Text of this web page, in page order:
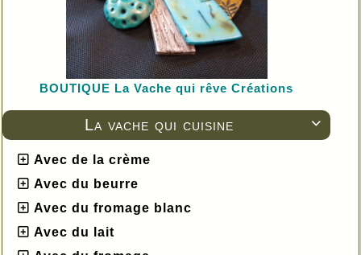
BOUTIQUE La Vache qui rêve Créations

La vache qui cuisine
Avec de la crème
Avec du beurre
Avec du fromage blanc
Avec du lait